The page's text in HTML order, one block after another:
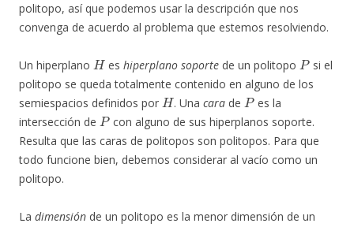
politopo, así que podemos usar la descripción que nos
convenga de acuerdo al problema que estemos resolviendo.
Un hiperplano
H
eshiperplano soporte de un politopo
P
si el
politopo se queda totalmente contenido en alguno de los
semiespacios definidos por
H
. Unacara de
P
es la
intersección de
P
con alguno de sus hiperplanos soporte.
Resulta que las caras de politopos son politopos. Para que
todo funcione bien, debemos considerar al vacío como un
politopo.
La dimensión de un politopo es la menor dimensión de un